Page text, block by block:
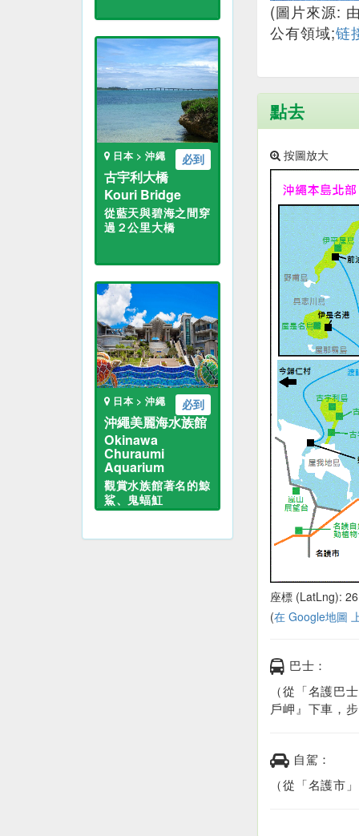
必到
日本 > 沖繩
古宇利大橋
Kouri Bridge
從藍天與碧海之間穿
過２公里大橋
必到
日本 > 沖繩
沖繩美麗海水族館
Okinawa
Churaumi
Aquarium
觀賞水族館著名的鯨
鯊、鬼蝠魟
(圖片來源:
公有領域;链
點去
按圖放大
座標 (LatLng):
(在 Google地圖
巴士：
（從「名護巴
戶岬』下車，
自駕：
（從「名護市